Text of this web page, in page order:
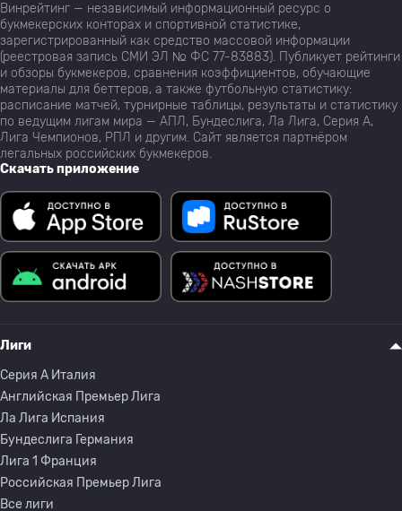
Винрейтинг — независимый информационный ресурс о
букмекерских конторах и спортивной статистике,
зарегистрированный как средство массовой информации
(реестровая запись СМИ ЭЛ № ФС 77-83883). Публикует рейтинги
и обзоры букмекеров, сравнения коэффициентов, обучающие
материалы для беттеров, а также футбольную статистику:
расписание матчей, турнирные таблицы, результаты и статистику
по ведущим лигам мира — АПЛ, Бундеслига, Ла Лига, Серия А,
Лига Чемпионов, РПЛ и другим. Сайт является партнёром
легальных российских букмекеров.
Скачать приложение
Лиги
Серия A Италия
Английская Премьер Лига
Ла Лига Испания
Бундеслига Германия
Лига 1 Франция
Российская Премьер Лига
Все лиги